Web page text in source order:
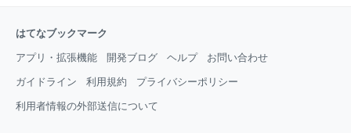
はてなブックマーク
アプリ・拡張機能 開発ブログ ヘルプ お問い合わせ
ガイドライン 利用規約 プライバシーポリシー
利用者情報の外部送信について